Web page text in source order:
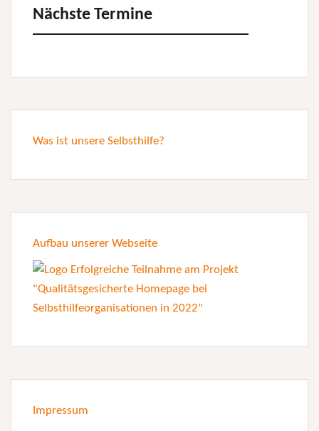
Nächste Termine
Was ist unsere Selbsthilfe?
Aufbau unserer Webseite
Impressum